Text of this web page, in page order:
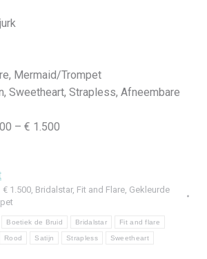
Mermaid/Trompet
Sweetheart, Strapless, Afneembare
– € 1.500
€ 1.500 Bridalstar, Fit and Flare Gekleurde
Boetiek de Bruid Bridalstar Fit and flare
Rood Satijn Strapless Sweetheart